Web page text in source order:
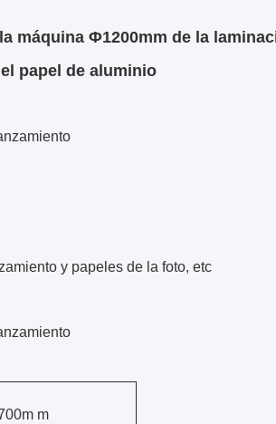
máquina Φ1200mm de la
papel de aluminio
y papeles de la foto, etc
m